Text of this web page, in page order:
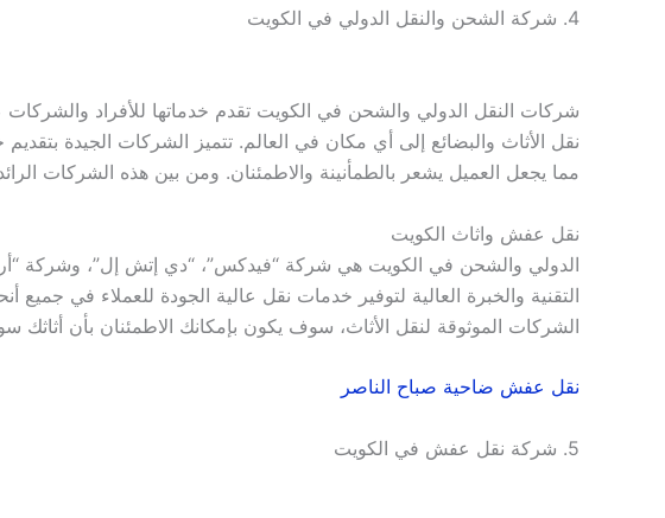
4. شركة الشحن والنقل الدولي في الكويت
شركات النقل الدولي والشحن في الكويت تقدم خدماتها للأفراد
نقل الأثاث والبضائع إلى أي مكان في العالم. تتميز الشركات الجيدة
مما يجعل العميل يشعر بالطمأنينة والاطمئنان. ومن بين هذه الشركات
نقل عفش واثاث الكويت
الدولي والشحن في الكويت هي شركة “فيدكس”، “دي إتش إل”، وشركة
التقنية والخبرة العالية لتوفير خدمات نقل عالية الجودة للعملاء في جميع
الشركات الموثوقة لنقل الأثاث، سوف يكون بإمكانك الاطمئنان بأن
نقل عفش ضاحية صباح الناصر
5. شركة نقل عفش في الكويت